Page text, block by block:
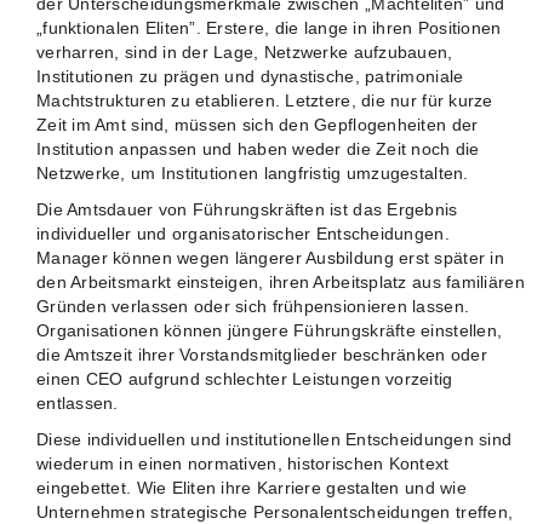
der Unterscheidungsmerkmale zwischen „Machteliten” und
„funktionalen Eliten”. Erstere, die lange in ihren Positionen
verharren, sind in der Lage, Netzwerke aufzubauen,
Institutionen zu prägen und dynastische, patrimoniale
Machtstrukturen zu etablieren. Letztere, die nur für kurze
Zeit im Amt sind, müssen sich den Gepflogenheiten der
Institution anpassen und haben weder die Zeit noch die
Netzwerke, um Institutionen langfristig umzugestalten.
Die Amtsdauer von Führungskräften ist das Ergebnis
individueller und organisatorischer Entscheidungen.
Manager können wegen längerer Ausbildung erst später in
den Arbeitsmarkt einsteigen, ihren Arbeitsplatz aus familiären
Gründen verlassen oder sich frühpensionieren lassen.
Organisationen können jüngere Führungskräfte einstellen,
die Amtszeit ihrer Vorstandsmitglieder beschränken oder
einen CEO aufgrund schlechter Leistungen vorzeitig
entlassen.
Diese individuellen und institutionellen Entscheidungen sind
wiederum in einen normativen, historischen Kontext
eingebettet. Wie Eliten ihre Karriere gestalten und wie
Unternehmen strategische Personalentscheidungen treffen,